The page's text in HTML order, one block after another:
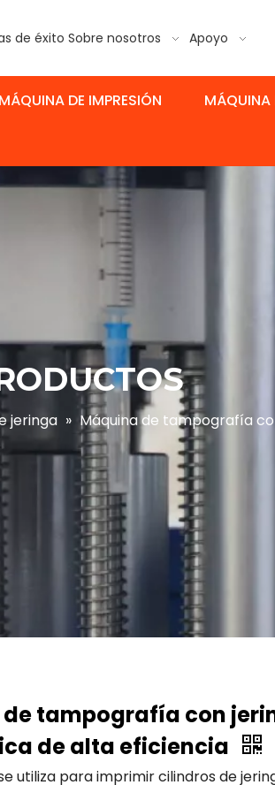
de éxito Sobre nosotros Apoyo
MÁQUINA DE IMPRESIÓN MÁQUINA
jeringa » Máquina de tampografía
tampografía con
de alta eficiencia
utiliza para imprimir cilindros de